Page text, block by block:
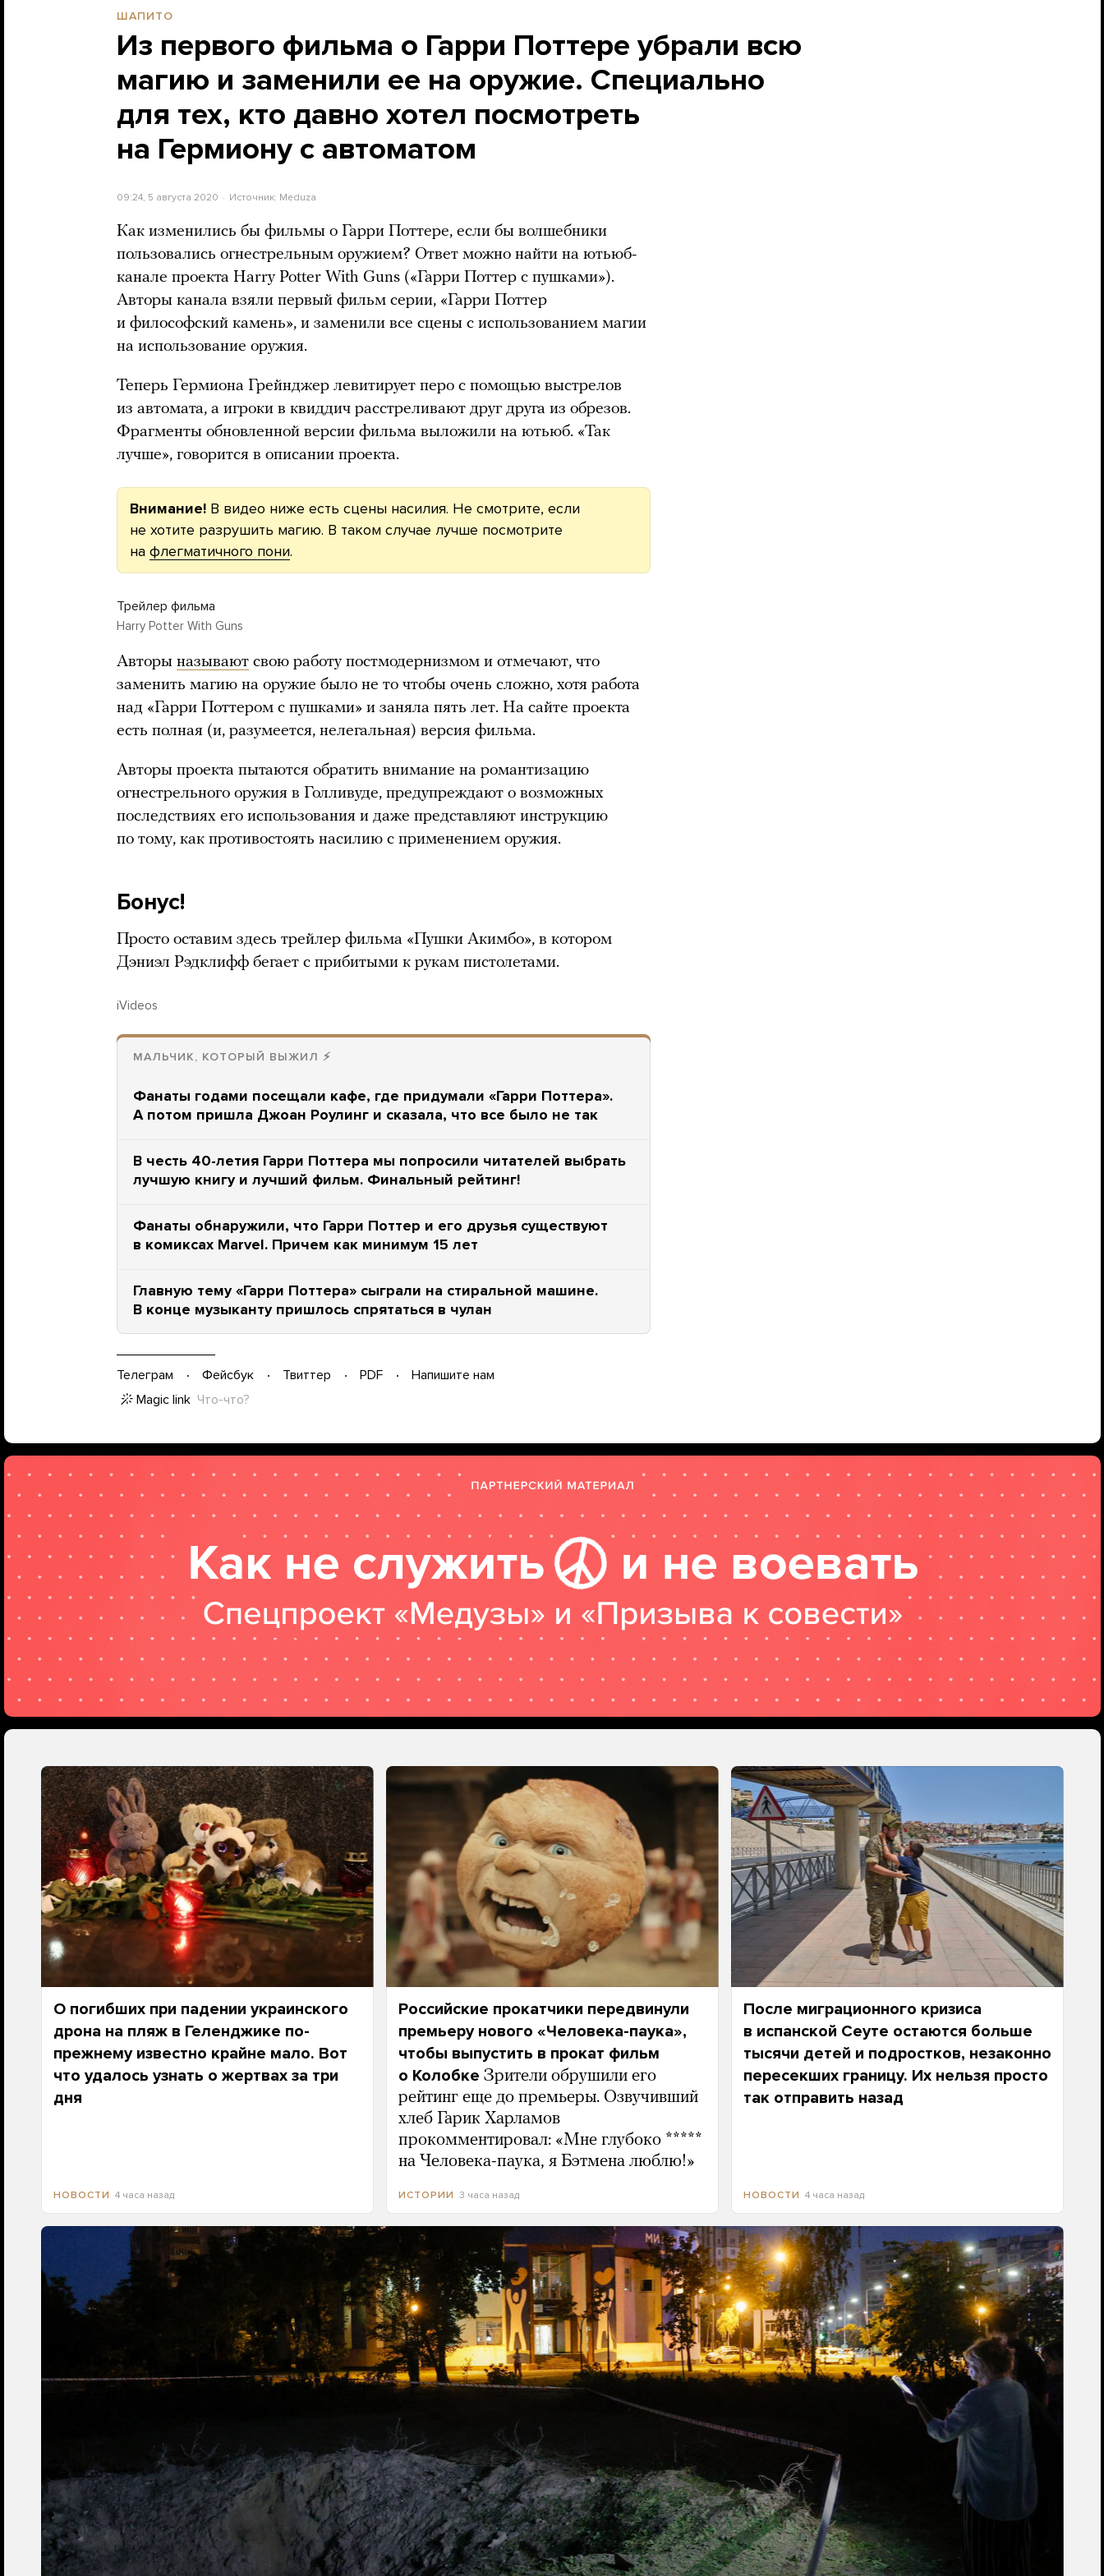
ШАПИТО
Из первого фильма о Гарри Поттере убрали всю
магию и заменили ее на оружие. Специально
для тех, кто давно хотел посмотреть
на Гермиону с автоматом
09:24, 5 августа 2020 Источник: Meduza
Как изменились бы фильмы о Гарри Поттере, если бы волшебники
пользовались огнестрельным оружием? Ответ можно найти на ютьюб-
канале проекта Harry Potter With Guns («Гарри Поттер с пушками»).
Авторы канала взяли первый фильм серии, «Гарри Поттер
и философский камень», и заменили все сцены с использованием магии
на использование оружия.
Теперь Гермиона Грейнджер левитирует перо с помощью выстрелов
из автомата, а игроки в квиддич расстреливают друг друга из обрезов.
Фрагменты обновленной версии фильма выложили на ютьюб. «Так
лучше», говорится в описании проекта.
Внимание! В видео ниже есть сцены насилия. Не смотрите, если
не хотите разрушить магию. В таком случае лучше посмотрите
на флегматичного пони.
Трейлер фильма
Harry Potter With Guns
Авторы называют свою работу постмодернизмом и отмечают, что
заменить магию на оружие было не то чтобы очень сложно, хотя работа
над «Гарри Поттером с пушками» и заняла пять лет. На сайте проекта
есть полная (и, разумеется, нелегальная) версия фильма.
Авторы проекта пытаются обратить внимание на романтизацию
огнестрельного оружия в Голливуде, предупреждают о возможных
последствиях его использования и даже представляют инструкцию
по тому, как противостоять насилию с применением оружия.
Бонус!
Просто оставим здесь трейлер фильма «Пушки Акимбо», в котором
Дэниэл Рэдклифф бегает с прибитыми к рукам пистолетами.
iVideos
МАЛЬЧИК, КОТОРЫЙ ВЫЖИЛ ⚡
Фанаты годами посещали кафе, где придумали «Гарри Поттера».
А потом пришла Джоан Роулинг и сказала, что все было не так
В честь 40-летия Гарри Поттера мы попросили читателей выбрать
лучшую книгу и лучший фильм. Финальный рейтинг!
Фанаты обнаружили, что Гарри Поттер и его друзья существуют
в комиксах Marvel. Причем как минимум 15 лет
Главную тему «Гарри Поттера» сыграли на стиральной машине.
В конце музыканту пришлось спрятаться в чулан
Телеграм Фейсбук Твиттер PDF
Напишите нам
Magic link Что-что?
О погибших при падении украинского
дрона на пляж в Геленджике по-
прежнему известно крайне мало. Вот
что удалось узнать о жертвах за три
дня
НОВОСТИ 4 часа назад
Российские прокатчики передвинули
премьеру нового «Человека-паука»,
чтобы выпустить в прокат фильм
о Колобке Зрители обрушили его
рейтинг еще до премьеры. Озвучивший
хлеб Гарик Харламов
прокомментировал: «Мне глубоко *****
на Человека-паука, я Бэтмена люблю!»
ИСТОРИИ 3 часа назад
После миграционного кризиса
в испанской Сеуте остаются больше
тысячи детей и подростков, незаконно
пересекших границу. Их нельзя просто
так отправить назад
НОВОСТИ 4 часа назад